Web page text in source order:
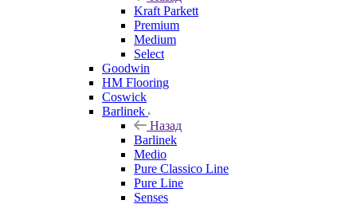
Kraft Parkett
Premium
Medium
Select
Goodwin
HM Flooring
Coswick
Barlinek
Назад
Barlinek
Medio
Pure Classico Line
Pure Line
Senses